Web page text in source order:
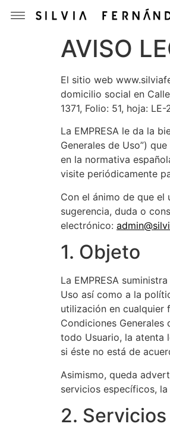
AVISO
El sitio web
domicilio social en
1371, Folio: 51, hoja: LE-
La EMPRESA le da la
Generales de Uso”)
en la normativa
visite periódicamente
Con el ánimo de que el
sugerencia, duda o
electrónico:
1. Objeto
La EMPRESA
Uso así como a la
utilización en cualquier
Condiciones Generales
todo Usuario, la atenta
si éste no está de
Asimismo, queda
servicios específicos,
2. Servicios